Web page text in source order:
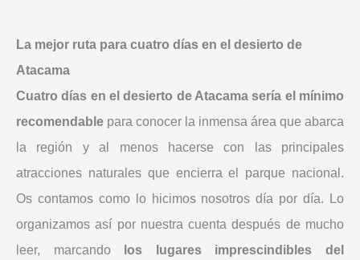
La mejor ruta para cuatro días en el desierto de
Atacama
Cuatro días en el desierto de Atacama sería el mínimo
recomendable para conocer la inmensa área que abarca
la región y al menos hacerse con las principales
atracciones naturales que encierra el parque nacional.
Os contamos como lo hicimos nosotros día por día. Lo
organizamos así por nuestra cuenta después de mucho
leer, marcando
los lugares imprescindibles del